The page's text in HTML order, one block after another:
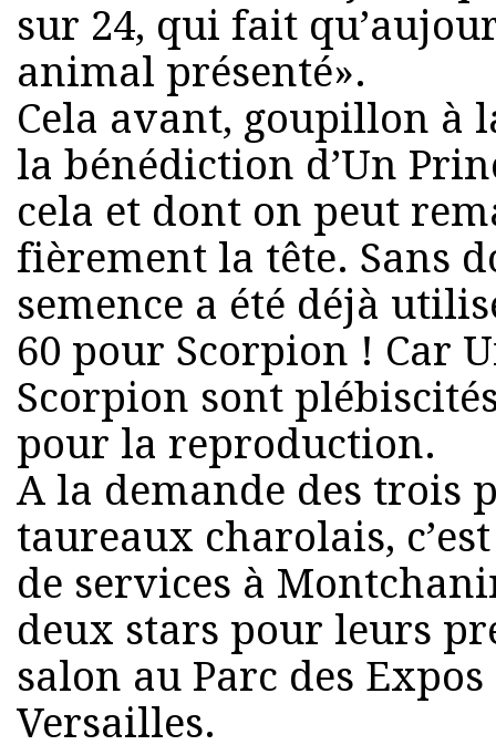
sur 24, qui fait
animal présenté».
Cela avant, goupillon à
la bénédiction d’Un
cela et dont on peut
fièrement la tête. Sans
semence a été déjà
60 pour Scorpion ! Car
Scorpion sont
pour la reproduction.
A la demande des trois
taureaux charolais,
de services à
deux stars pour leurs
salon au Parc des
Versailles.